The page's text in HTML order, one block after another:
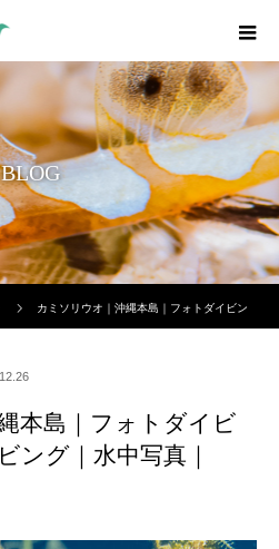
BLOG
カミソリウオ｜沖縄本島｜フォトダイビン
本島｜フォトダイビ
ング｜水中写真｜